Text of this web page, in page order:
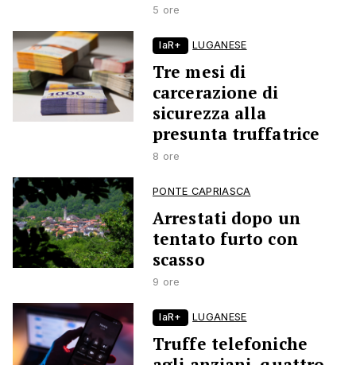
5 ore
laR+ LUGANESE
Tre mesi di
carcerazione di
sicurezza alla
presunta truffatrice
8 ore
PONTE CAPRIASCA
Arrestati dopo un
tentato furto con
scasso
9 ore
laR+ LUGANESE
Truffe telefoniche